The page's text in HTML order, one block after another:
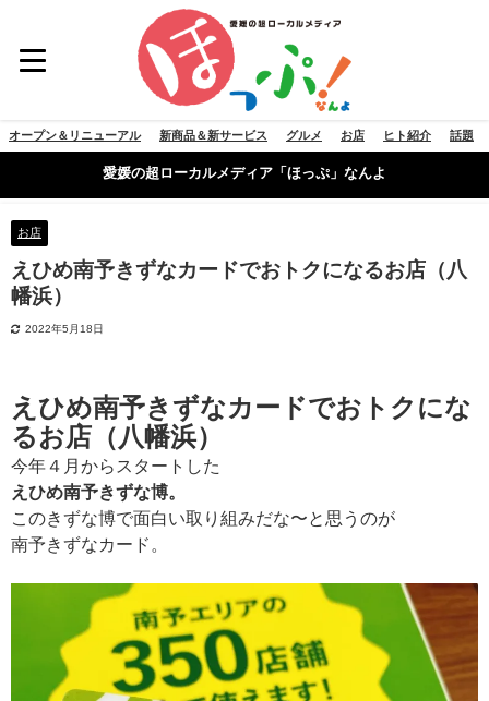
オープン＆リニューアル 新商品＆新サービス グルメ お店 ヒト紹介 話題
愛媛の超ローカルメディア「ほっぷ」なんよ
お店
えひめ南予きずなカードでおトクになるお店（八
幡浜）
2022年5月18日
えひめ南予きずなカードでおトクにな
るお店（八幡浜）
今年４月からスタートした
えひめ南予きずな博。
このきずな博で面白い取り組みだな〜と思うのが
南予きずなカード。